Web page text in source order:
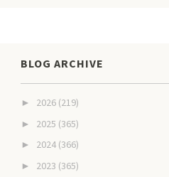
BLOG ARCHIVE
► 2026 (219)
► 2025 (365)
► 2024 (366)
► 2023 (365)